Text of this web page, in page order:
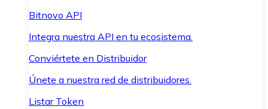
Bitnovo API
Integra nuestra API en tu ecosistema.
Conviértete en Distribuidor
Únete a nuestra red de distribuidores.
Listar Token